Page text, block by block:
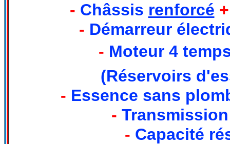
- Châssis renforcé +
- Démarreur
- Moteur 4
(Réservoirs
- Essence sans
-
- Capacité